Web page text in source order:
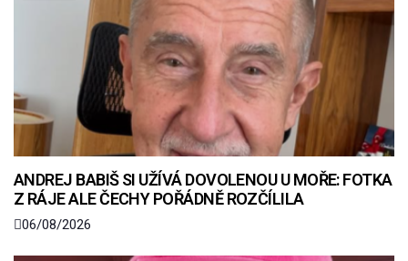
ANDREJ BABIŠ SI UŽÍVÁ DOVOLENOU U MOŘE: FOTKA
Z RÁJE ALE ČECHY POŘÁDNĚ ROZČÍLILA
06/08/2026